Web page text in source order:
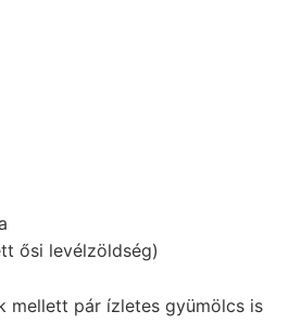
ősi levélzöldség)
mellett pár ízletes gyümölcs is